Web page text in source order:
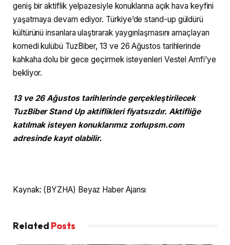
geniş bir aktiflik yelpazesiyle konuklarına açık hava keyfini
yaşatmaya devam ediyor. Türkiye’de stand-up güldürü
kültürünü insanlara ulaştırarak yaygınlaşmasını amaçlayan
komedi kulübü TuzBiber, 13 ve 26 Ağustos tarihlerinde
kahkaha dolu bir gece geçirmek isteyenleri Vestel Amfi’ye
bekliyor.
13 ve 26 Ağustos tarihlerinde gerçekleştirilecek
TuzBiber Stand Up aktiflikleri fiyatsızdır. Aktifliğe
katılmak isteyen konuklarımız zorlupsm.com
adresinde kayıt olabilir.
Kaynak: (BYZHA) Beyaz Haber Ajansı
Related Posts